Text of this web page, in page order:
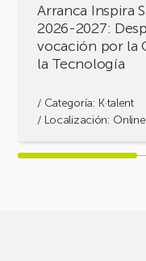
Arranca Inspira
2026-2027:
vocación por la
la Tecnología
/ Categoría: K·talent
/ Localización: Online
Ciencia
Tecnología